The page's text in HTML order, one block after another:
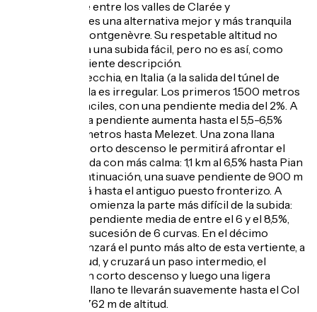
anónimamente entre los valles de Clarée y
Bardonecchia, es una alternativa mejor y más tranquila
que el Col de Montgenèvre. Su respetable altitud no
sugiere que sea una subida fácil, pero no es así, como
muestra la siguiente descripción.
Desde Bardonecchia, en Italia (a la salida del túnel de
Fréjus), la subida es irregular. Los primeros 1.500 metros
son bastante fáciles, con una pendiente media del 2%. A
continuación, la pendiente aumenta hasta el 5,5-6,5%
durante 1.400 metros hasta Melezet. Una zona llana
seguida de un corto descenso le permitirá afrontar el
resto de la subida con más calma: 1,1 km al 6,5% hasta Pian
del Colle. A continuación, una suave pendiente de 900 m
al 3,5% le llevará hasta el antiguo puesto fronterizo. A
partir de aquí, comienza la parte más difícil de la subida:
4,3 km con una pendiente media de entre el 6 y el 8,5%,
dividida en una sucesión de 6 curvas. En el décimo
kilómetro, alcanzará el punto más alto de esta vertiente, a
1779 m de altitud, y cruzará un paso intermedio, el
Mauvais Pas. Un corto descenso y luego una ligera
subida en falso llano te llevarán suavemente hasta el Col
de l'Échelle a 1762 m de altitud.